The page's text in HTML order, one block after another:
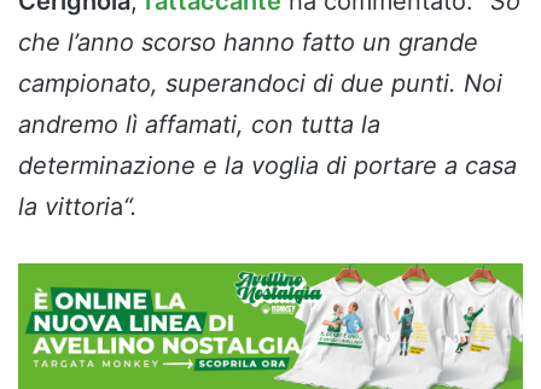
che l’anno scorso hanno fatto un grande
campionato, superandoci di due punti. Noi
andremo lì affamati, con tutta la
determinazione e la voglia di portare a casa
la vittoria“.